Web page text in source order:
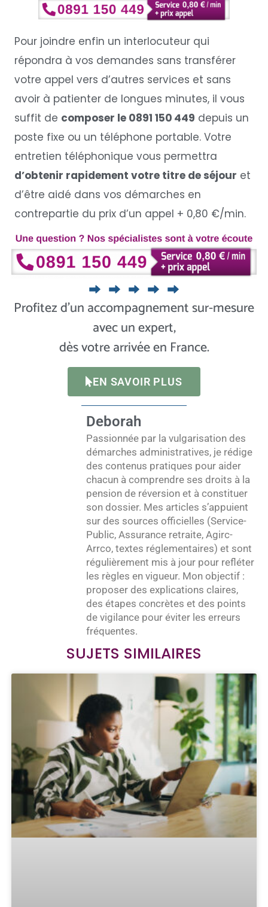
Pour joindre enfin un interlocuteur qui
répondra à vos demandes sans transférer
votre appel vers d’autres services et sans
avoir à patienter de longues minutes, il vous
suffit de composer le 0891 150 449 depuis un
poste fixe ou un téléphone portable. Votre
entretien téléphonique vous permettra
d’obtenir rapidement votre titre de séjour et
d’être aidé dans vos démarches en
contrepartie du prix d’un appel + 0,80 €/min.
Profitez d’un accompagnement sur-mesure
avec un expert,
dès votre arrivée en France.
EN SAVOIR PLUS
Deborah
Passionnée par la vulgarisation des
démarches administratives, je rédige
des contenus pratiques pour aider
chacun à comprendre ses droits à la
pension de réversion et à constituer
son dossier. Mes articles s’appuient
sur des sources officielles (Service-
Public, Assurance retraite, Agirc-
Arrco, textes réglementaires) et sont
régulièrement mis à jour pour refléter
les règles en vigueur. Mon objectif :
proposer des explications claires,
des étapes concrètes et des points
de vigilance pour éviter les erreurs
fréquentes.
SUJETS SIMILAIRES